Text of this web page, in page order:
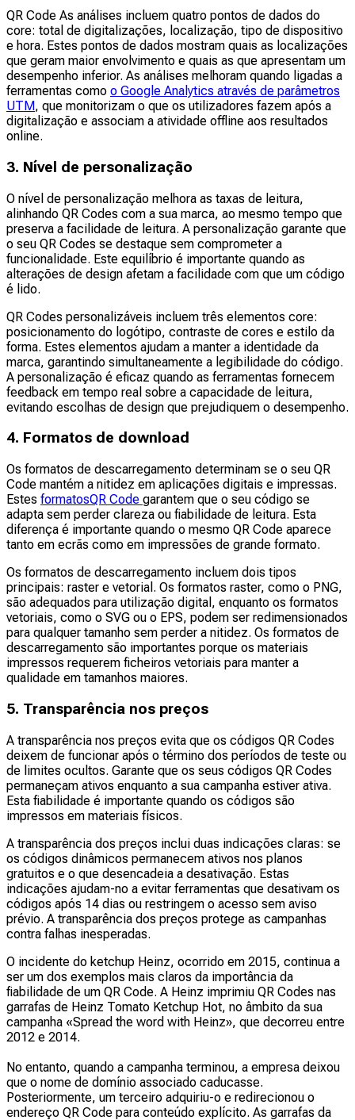
QR Code As análises incluem quatro pontos de dados do
core: total de digitalizações, localização, tipo de dispositivo
e hora. Estes pontos de dados mostram quais as localizações
que geram maior envolvimento e quais as que apresentam um
desempenho inferior. As análises melhoram quando ligadas a
ferramentas como o Google Analytics através de parâmetros
UTM, que monitorizam o que os utilizadores fazem após a
digitalização e associam a atividade offline aos resultados
online.
3. Nível de personalização
O nível de personalização melhora as taxas de leitura,
alinhando QR Codes com a sua marca, ao mesmo tempo que
preserva a facilidade de leitura. A personalização garante que
o seu QR Codes se destaque sem comprometer a
funcionalidade. Este equilíbrio é importante quando as
alterações de design afetam a facilidade com que um código
é lido.
QR Codes personalizáveis incluem três elementos core:
posicionamento do logótipo, contraste de cores e estilo da
forma. Estes elementos ajudam a manter a identidade da
marca, garantindo simultaneamente a legibilidade do código.
A personalização é eficaz quando as ferramentas fornecem
feedback em tempo real sobre a capacidade de leitura,
evitando escolhas de design que prejudiquem o desempenho.
4. Formatos de download
Os formatos de descarregamento determinam se o seu QR
Code mantém a nitidez em aplicações digitais e impressas.
Estes formatosQR Code garantem que o seu código se
adapta sem perder clareza ou fiabilidade de leitura. Esta
diferença é importante quando o mesmo QR Code aparece
tanto em ecrãs como em impressões de grande formato.
Os formatos de descarregamento incluem dois tipos
principais: raster e vetorial. Os formatos raster, como o PNG,
são adequados para utilização digital, enquanto os formatos
vetoriais, como o SVG ou o EPS, podem ser redimensionados
para qualquer tamanho sem perder a nitidez. Os formatos de
descarregamento são importantes porque os materiais
impressos requerem ficheiros vetoriais para manter a
qualidade em tamanhos maiores.
5. Transparência nos preços
A transparência nos preços evita que os códigos QR Codes
deixem de funcionar após o término dos períodos de teste ou
de limites ocultos. Garante que os seus códigos QR Codes
permaneçam ativos enquanto a sua campanha estiver ativa.
Esta fiabilidade é importante quando os códigos são
impressos em materiais físicos.
A transparência dos preços inclui duas indicações claras: se
os códigos dinâmicos permanecem ativos nos planos
gratuitos e o que desencadeia a desativação. Estas
indicações ajudam-no a evitar ferramentas que desativam os
códigos após 14 dias ou restringem o acesso sem aviso
prévio. A transparência dos preços protege as campanhas
contra falhas inesperadas.
O incidente do ketchup Heinz, ocorrido em 2015, continua a
ser um dos exemplos mais claros da importância da
fiabilidade de um QR Code. A Heinz imprimiu QR Codes nas
garrafas de Heinz Tomato Ketchup Hot, no âmbito da sua
campanha «Spread the word with Heinz», que decorreu entre
2012 e 2014.
No entanto, quando a campanha terminou, a empresa deixou
que o nome de domínio associado caducasse.
Posteriormente, um terceiro adquiriu-o e redirecionou o
endereço QR Code para conteúdo explícito. As garrafas da